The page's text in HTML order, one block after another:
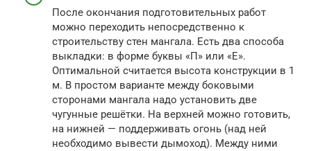
После окончания подготовительных работ
можно переходить непосредственно к
строительству стен мангала. Есть два способа
выкладки: в форме буквы «П» или «Е».
Оптимальной считается высота конструкции в 1
м. В простом варианте между боковыми
сторонами мангала надо установить две
чугунные решётки. На верхней можно готовить,
на нижней — поддерживать огонь (над ней
необходимо вывести дымоход). Между ними